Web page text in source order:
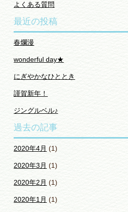
よくある質問
最近の投稿
春爛漫
wonderful day★
にぎやかなひととき
謹賀新年！
ジングルベル♪
過去の記事
2020年4月 (1)
2020年3月 (1)
2020年2月 (1)
2020年1月 (1)